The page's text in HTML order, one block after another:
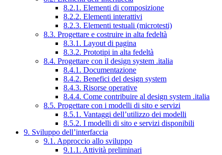
8.2.1. Elementi di composizione
8.2.2. Elementi interattivi
8.2.3. Elementi testuali (microtesti)
8.3. Progettare e costruire in alta fedeltà
8.3.1. Layout di pagina
8.3.2. Prototipi in alta fedeltà
8.4. Progettare con il design system .italia
8.4.1. Documentazione
8.4.2. Benefici del design system
8.4.3. Risorse operative
8.4.4. Come contribuire al design system .italia
8.5. Progettare con i modelli di sito e servizi
8.5.1. Vantaggi dell’utilizzo dei modelli
8.5.2. I modelli di sito e servizi disponibili
9. Sviluppo dell’interfaccia
9.1. Approccio allo sviluppo
9.1.1. Attività preliminari